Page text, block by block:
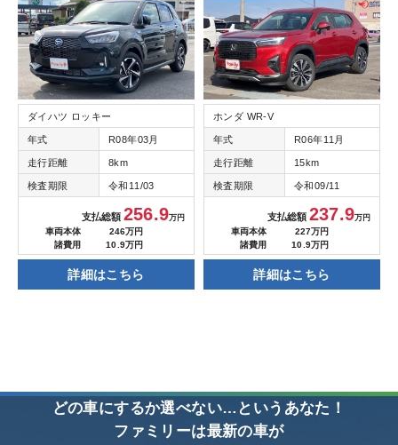
ダイハツ ロッキー
年式 R08年03月
走行距離 8km
検査期限 令和11/03
支払総額256.9万円
車両本体
246万円
諸費用
10.9万円
詳細はこちら
ホンダ WR-V
年式 R06年11月
走行距離 15km
検査期限 令和09/11
支払総額237.9万円
車両本体
227万円
諸費用
10.9万円
詳細はこちら
どの車にするか選べない…というあなた！
ファミリーは最新の車が